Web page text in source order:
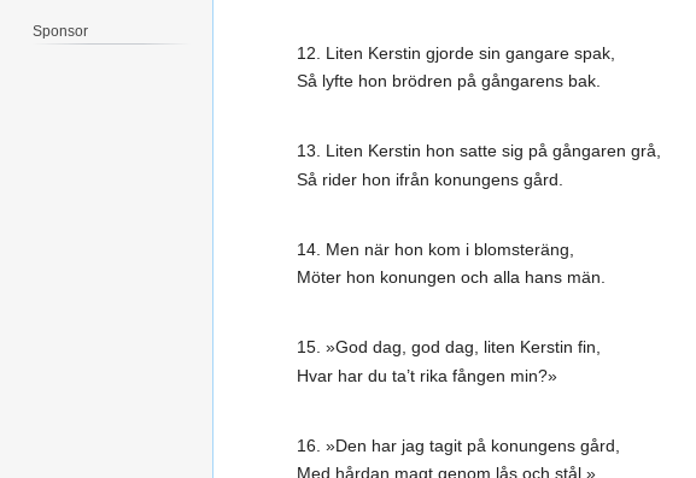
12. Liten Kerstin gjorde sin gangare spak,
Så lyfte hon brödren på gångarens bak.
13. Liten Kerstin hon satte sig på gångaren grå,
Så rider hon ifrån konungens gård.
14. Men när hon kom i blomsteräng,
Möter hon konungen och alla hans män.
15. »God dag, god dag, liten Kerstin fin,
Hvar har du ta’t rika fången min?»
16. »Den har jag tagit på konungens gård,
Med hårdan magt genom lås och stål.»
Sponsor